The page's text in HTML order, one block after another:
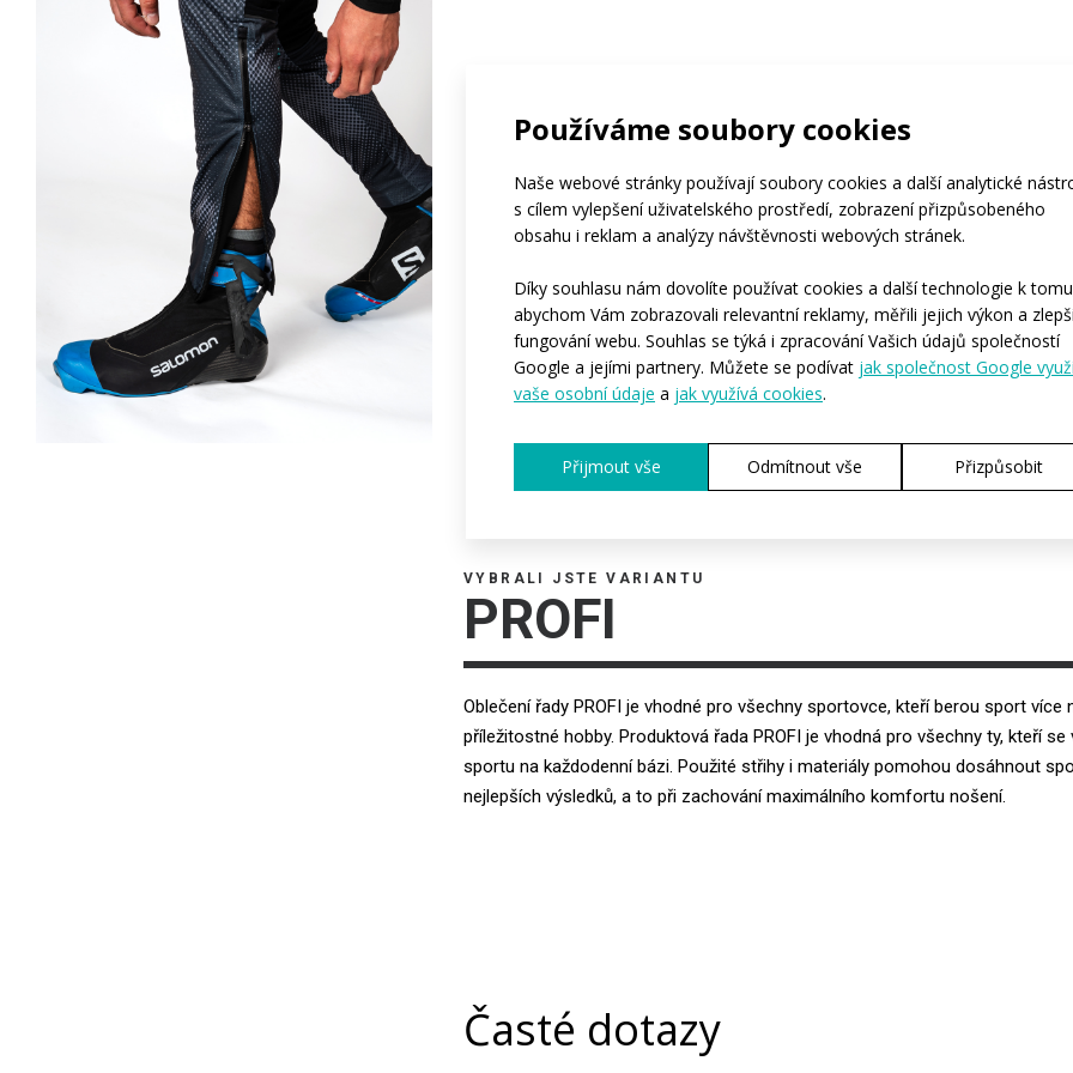
Používáme soubory cookies
Naše webové stránky používají soubory cookies a další analytické
s cílem vylepšení uživatelského prostředí, zobrazení přizpůsobeného
obsahu i reklam a analýzy návštěvnosti webových stránek.
Díky souhlasu nám dovolíte používat cookies a další technologie k
abychom Vám zobrazovali relevantní reklamy, měřili jejich výkon a
fungování webu. Souhlas se týká i zpracování Vašich údajů společností
Google a jejími partnery. Můžete se podívat jak společnost Google
vaše osobní údaje a jak využívá cookies.
Přijmout vše Odmítnout vše Přizpůsobit
VYBRALI JSTE VARIANTU
PROFI
Oblečení řady PROFI je vhodné pro všechny sportovce, kteří berou sport více
příležitostné hobby. Produktová řada PROFI je vhodná pro všechny ty, kteří se
sportu na každodenní bázi. Použité střihy i materiály pomohou dosáhnout
nejlepších výsledků, a to při zachování maximálního komfortu nošení.
Časté dotazy